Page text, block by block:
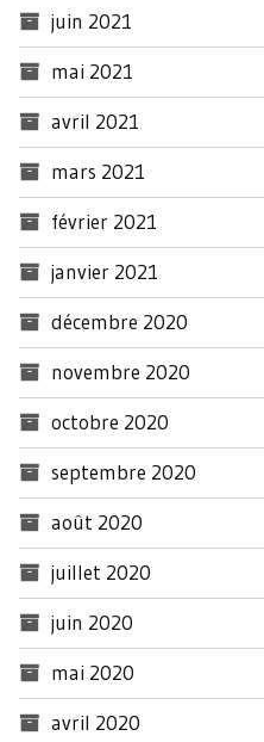
juin 2021
mai 2021
avril 2021
mars 2021
février 2021
janvier 2021
décembre 2020
novembre 2020
octobre 2020
septembre 2020
août 2020
juillet 2020
juin 2020
mai 2020
avril 2020